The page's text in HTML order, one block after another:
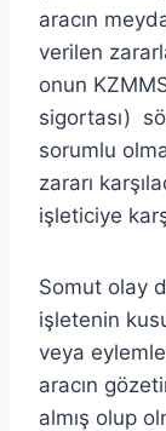
aracın
verilen
onun
sigortası)
sorumlu
zararı
işleticiye
Somut olay
işletenin
veya
aracın
almış olup